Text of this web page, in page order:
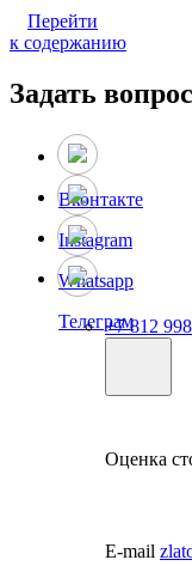
Перейти
к содержанию
Задать вопрос
Вконтакте
Instagram
Whatsapp
Телеграм+7 812
Оценка
E-mail